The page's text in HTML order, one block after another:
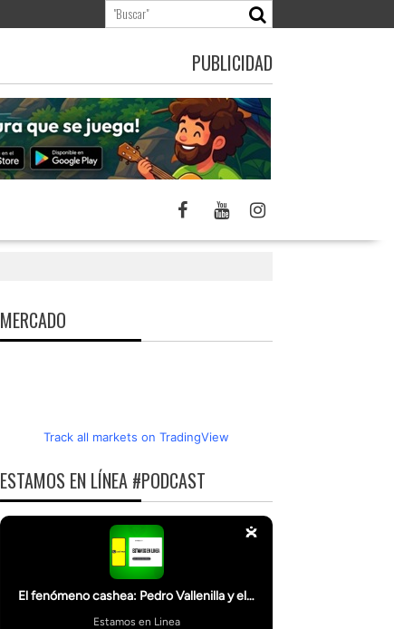
PUBLICIDAD
MERCADO
Track all markets on TradingView
ESTAMOS EN LÍNEA #PODCAST